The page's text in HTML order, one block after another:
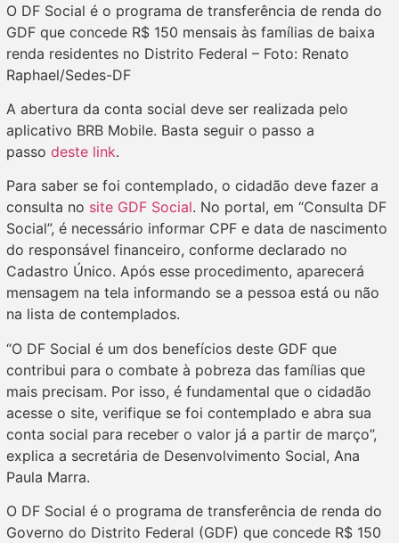
O DF Social é o programa de transferência de renda do
GDF que concede R$ 150 mensais às famílias de baixa
renda residentes no Distrito Federal – Foto: Renato
Raphael/Sedes-DF
A abertura da conta social deve ser realizada pelo
aplicativo BRB Mobile. Basta seguir o passo a
passo deste link.
Para saber se foi contemplado, o cidadão deve fazer a
consulta no site GDF Social. No portal, em “Consulta DF
Social”, é necessário informar CPF e data de nascimento
do responsável financeiro, conforme declarado no
Cadastro Único. Após esse procedimento, aparecerá
mensagem na tela informando se a pessoa está ou não
na lista de contemplados.
“O DF Social é um dos benefícios deste GDF que
contribui para o combate à pobreza das famílias que
mais precisam. Por isso, é fundamental que o cidadão
acesse o site, verifique se foi contemplado e abra sua
conta social para receber o valor já a partir de março”,
explica a secretária de Desenvolvimento Social, Ana
Paula Marra.
O DF Social é o programa de transferência de renda do
Governo do Distrito Federal (GDF) que concede R$ 150